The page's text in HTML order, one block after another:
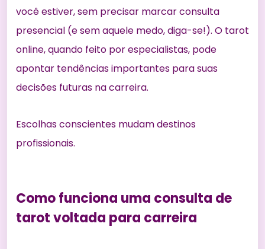
você estiver, sem precisar marcar consulta
presencial (e sem aquele medo, diga-se!). O tarot
online, quando feito por especialistas, pode
apontar tendências importantes para suas
decisões futuras na carreira.
Escolhas conscientes mudam destinos
profissionais.
Como funciona uma consulta de
tarot voltada para carreira